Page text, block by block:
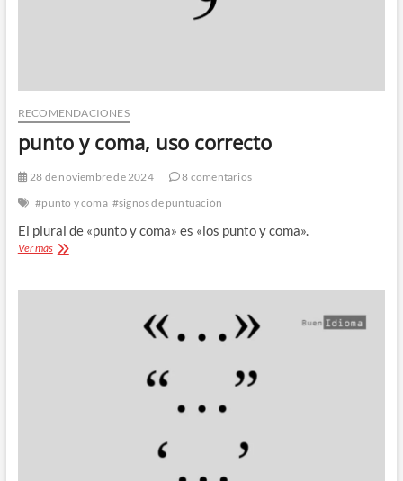
RECOMENDACIONES
punto y coma, uso correcto
28 de noviembre de 2024
8 comentarios
#punto y coma #signos de puntuación
El plural de «punto y coma» es «los punto y coma».
Ver máspunto